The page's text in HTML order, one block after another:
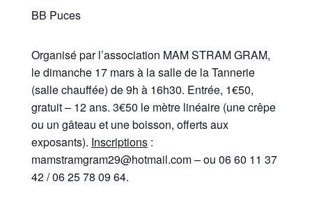
BB Puces
Organisé par l’association MAM STRAM GRAM,
le dimanche 17 mars à la salle de la Tannerie
(salle chauffée) de 9h à 16h30. Entrée, 1€50,
gratuit – 12 ans. 3€50 le mètre linéaire (une crêpe
ou un gâteau et une boisson, offerts aux
exposants). Inscriptions:
mamstramgram29@hotmail.com – ou 06 60 11 37
42 / 06 25 78 09 64.